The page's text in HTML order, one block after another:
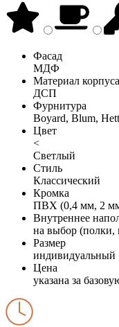
Фасад
МДФ
Материал корпуса
ДСП
Фурнитура
Boyard, Blum,
Цвет
<
Светлый
Стиль
Классический
Кромка
ПВХ (0,4 мм, 2
Внутреннее
на выбор (полки,
Размер
индивидуальный
Цена
указана за